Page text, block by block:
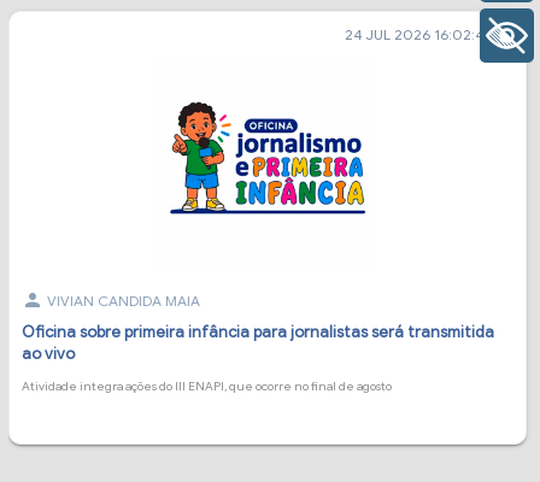
24 JUL 2026 16:02:40calendar_today
person VIVIAN CANDIDA MAIA
Oficina sobre primeira infância para jornalistas será transmitida
ao vivo
Atividade integra ações do III ENAPI, que ocorre no final de agosto
+ Acessibilidade